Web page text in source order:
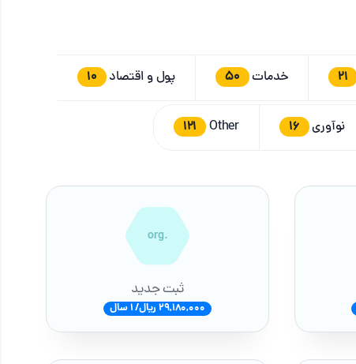
21 خدمات 50 پول و اقتصاد 10
نوآوری 16
Other
121
.org
ثبت جدید
29,180,000 ریال/ 1 سال